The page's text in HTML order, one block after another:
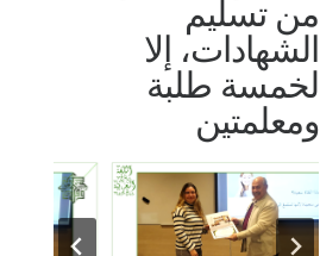
من تسليم
الشهادات، إلا
لخمسة طلبة
ومعلمتين